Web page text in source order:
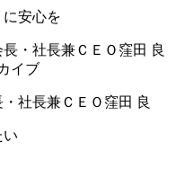
安心を
イブ
社長兼ＣＥＯ窪田 良
い